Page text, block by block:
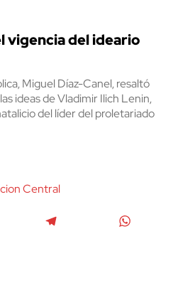
vigencia del ideario
Miguel Díaz-Canel, resaltó
ideas de Vladimir Ilich Lenin,
del líder del proletariado
Central